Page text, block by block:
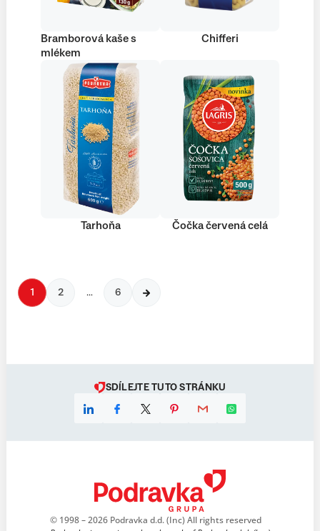
Bramborová kaše s
mlékem
Chifferi
Tarhoňa Čočka červená celá
1 2 … 6
SDÍLEJTE TUTO STRÁNKU
© 1998 – 2026 Podravka d.d. (Inc) All rights reserved